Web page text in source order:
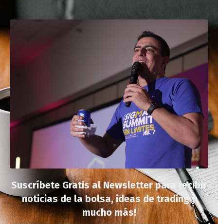
Suscríbete Gratis al Newsletter para recibir
noticias de la bolsa, ideas de trading y
mucho más!